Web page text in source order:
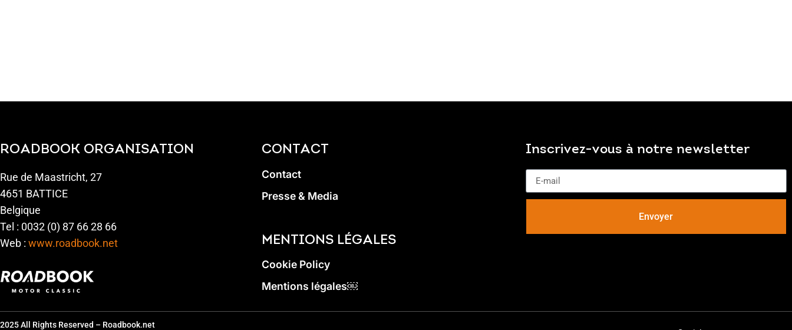
ROADBOOK ORGANISATION
Rue de Maastricht, 27
4651 BATTICE
Belgique
Tel : 0032 (0) 87 66 28 66
Web : www.roadbook.net
CONTACT
Contact
Presse & Media
MENTIONS LÉGALES
Cookie Policy
Mentions légales￼
Inscrivez-vous à notre newsletter
Envoyer
2025 All Rights Reserved – Roadbook.net